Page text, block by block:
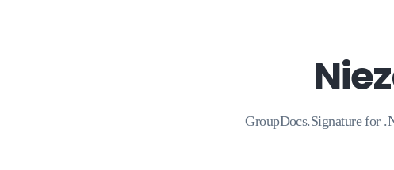
GroupDocs.Signature for